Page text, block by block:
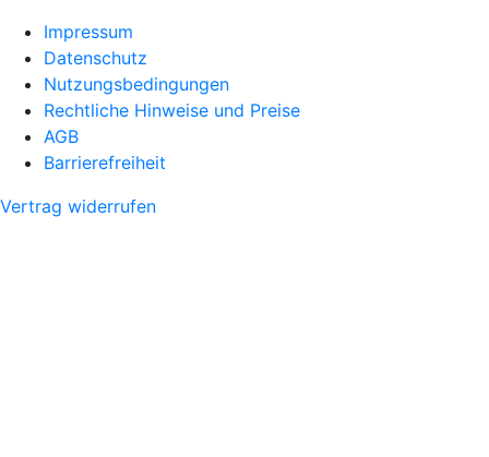
Impressum
Datenschutz
Nutzungsbedingungen
Rechtliche Hinweise und Preise
AGB
Barrierefreiheit
Vertrag widerrufen